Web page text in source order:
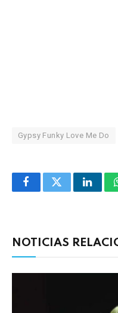
Gypsy Funky Love Me Do
FacebookTwitter
NOTICIAS